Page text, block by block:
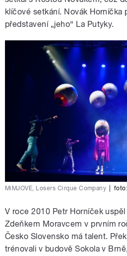
klíčové setkání. Novák Horníčka
představení „jeho“ La Putyky.
MiMJOVÉ, Losers Cirque Company foto:
V roce 2010 Petr Horníček
Zdeňkem Moravcem v prvním
Česko Slovensko má talent.
trénovali v budově Sokola v